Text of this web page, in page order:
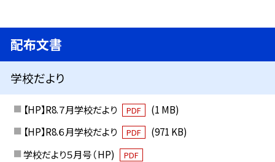
配布文書
学校だより
【HP】R8.７月学校だより PDF
(1 MB)
【HP】R8.６月学校だより
PDF
(971 KB)
学校だより５月号（ HP)
PDF